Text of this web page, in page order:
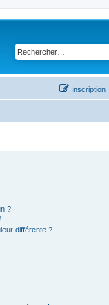
Inscription
?
différente ?